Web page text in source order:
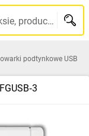
Szukaj po nazwie, indeksie, producencie, kodzie kreskowym...
podtynkowe USB